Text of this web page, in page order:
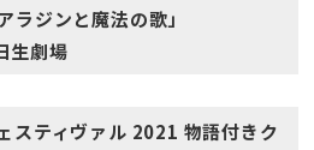
ラジンと魔法の歌」
劇場
スティヴァル 2021 物語付きク